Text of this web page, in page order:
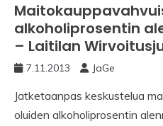
alkoholiprosentin
– Laitilan
7.11.2013 JaGe
Jatketaanpas keskustelua
oluiden alkoholiprosentin